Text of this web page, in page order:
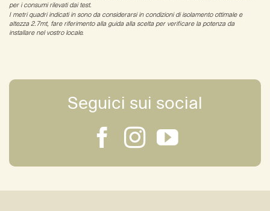
per i consumi rilevati dai test.
I metri quadri indicati in sono da considerarsi in condizioni di isolamento ottimale e
altezza 2.7mt, fare riferimento alla guida alla scelta per verificare la potenza da
installare nel vostro locale.
Seguici sui social